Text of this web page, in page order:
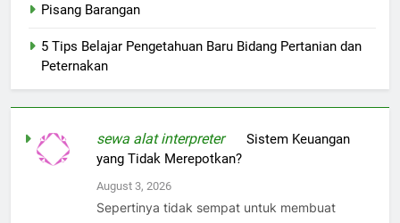
Pisang Barangan
5 Tips Belajar Pengetahuan Baru Bidang Pertanian dan
Peternakan
sewa alat interpreteronSistem Keuangan
yang Tidak Merepotkan?
August 3, 2026
Sepertinya tidak sempat untuk membuat